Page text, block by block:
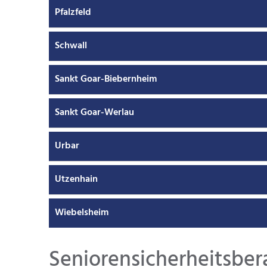
Pfalzfeld
Schwall
Sankt Goar-Biebernheim
Sankt Goar-Werlau
Urbar
Utzenhain
Wiebelsheim